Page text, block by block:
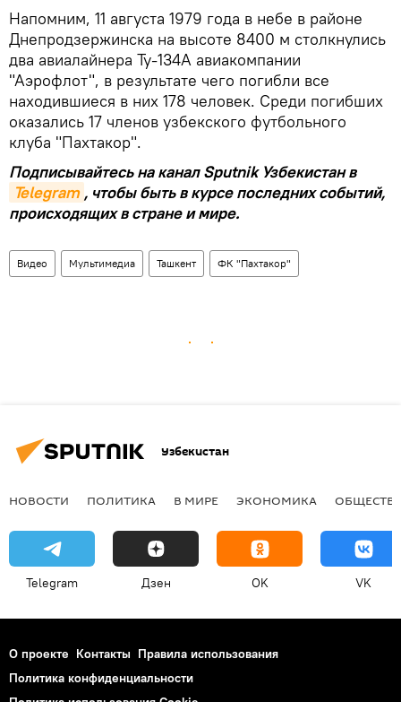
Напомним, 11 августа 1979 года в небе в районе
Днепродзержинска на высоте 8400 м столкнулись
два авиалайнера Ту-134А авиакомпании
"Аэрофлот", в результате чего погибли все
находившиеся в них 178 человек. Среди погибших
оказались 17 членов узбекского футбольного
клуба "Пахтакор".
Подписывайтесь на канал Sputnik Узбекистан в
Telegram , чтобы быть в курсе последних событий,
происходящих в стране и мире.
Видео Мультимедиа Ташкент ФК "Пахтакор"
Узбекистан
НОВОСТИ ПОЛИТИКА В МИРЕ ЭКОНОМИКА
Telegram Дзен OK VK
О проекте Контакты Правила использования
Политика конфиденциальности